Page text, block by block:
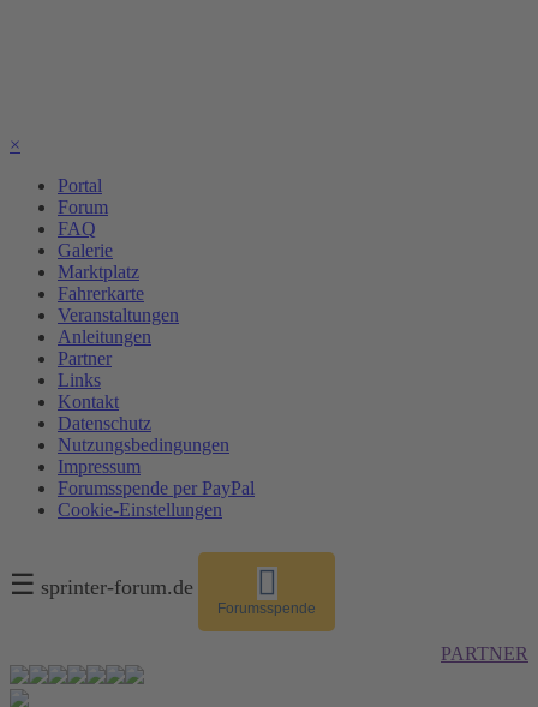
×
Portal
Forum
FAQ
Galerie
Marktplatz
Fahrerkarte
Veranstaltungen
Anleitungen
Partner
Links
Kontakt
Datenschutz
Nutzungsbedingungen
Impressum
Forumsspende per PayPal
Cookie-Einstellungen
☰ sprinter-forum.de
Forumsspende
PARTNER